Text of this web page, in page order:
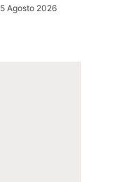
5 Agosto 2026